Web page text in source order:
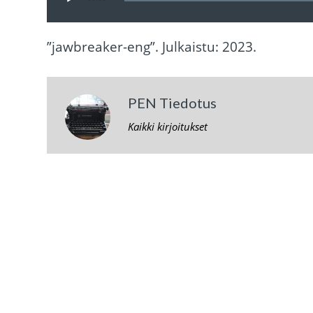
”jawbreaker-eng”. Julkaistu: 2023.
PEN Tiedotus
Kaikki kirjoitukset